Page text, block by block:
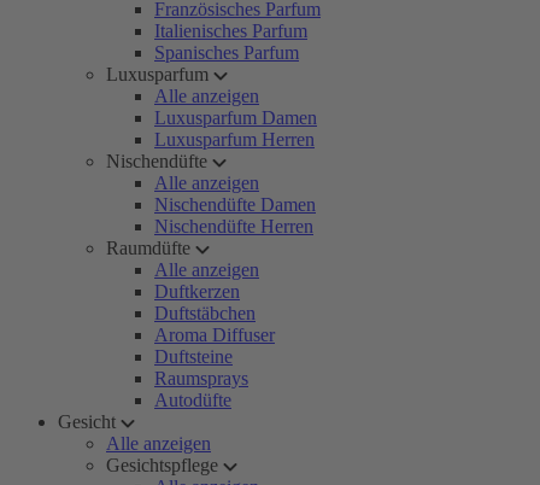
Französisches Parfum
Italienisches Parfum
Spanisches Parfum
Luxusparfum
Alle anzeigen
Luxusparfum Damen
Luxusparfum Herren
Nischendüfte
Alle anzeigen
Nischendüfte Damen
Nischendüfte Herren
Raumdüfte
Alle anzeigen
Duftkerzen
Duftstäbchen
Aroma Diffuser
Duftsteine
Raumsprays
Autodüfte
Gesicht
Alle anzeigen
Gesichtspflege